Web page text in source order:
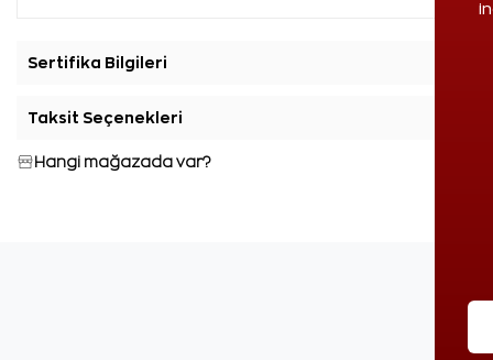
Sertifika Bilgileri
Taksit Seçenekleri
Hangi mağazada var?